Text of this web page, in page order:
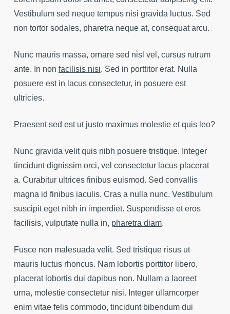
Vestibulum sed neque tempus nisi gravida luctus. Sed
non tortor sodales, pharetra neque at, consequat arcu.
Nunc mauris massa, ornare sed nisl vel, cursus rutrum
ante. In non facilisis nisi. Sed in porttitor erat. Nulla
posuere est in lacus consectetur, in posuere est
ultricies.
Praesent sed est ut justo maximus molestie et quis leo?
Nunc gravida velit quis nibh posuere tristique. Integer
tincidunt dignissim orci, vel consectetur lacus placerat
a. Curabitur ultrices finibus euismod. Sed convallis
magna id finibus iaculis. Cras a nulla nunc. Vestibulum
suscipit eget nibh in imperdiet. Suspendisse et eros
facilisis, vulputate nulla in, pharetra diam.
Fusce non malesuada velit. Sed tristique risus ut
mauris luctus rhoncus. Nam lobortis porttitor libero,
placerat lobortis dui dapibus non. Nullam a laoreet
urna, molestie consectetur nisi. Integer ullamcorper
enim vitae felis commodo, tincidunt bibendum dui